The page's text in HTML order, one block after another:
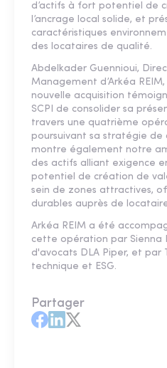
d’actifs à fort potentiel de
l’ancrage local solide, et
caractéristiques
des locataires de qualité.
Abdelkader Guennioui,
Management d’Arkéa
nouvelle acquisition
SCPI de consolider sa
travers une quatrième
poursuivant sa stratégie de
montre également notre
des actifs alliant exigence
potentiel de création de
sein de zones attractives,
durables auprès de
Arkéa REIM a été
cette opération par Sienna
d'avocats DLA Piper, et par
technique et ESG.
Partager